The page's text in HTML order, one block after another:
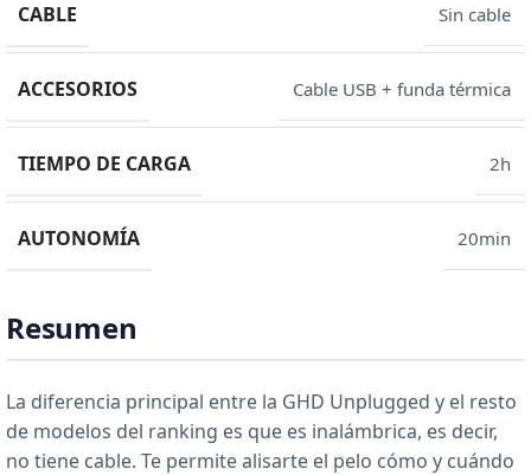
CABLE Sin cable
ACCESORIOS Cable USB + funda térmica
TIEMPO DE CARGA 2h
AUTONOMÍA 20min
Resumen
La diferencia principal entre la GHD Unplugged y el resto
de modelos del ranking es que es inalámbrica, es decir,
no tiene cable. Te permite alisarte el pelo cómo y cuándo